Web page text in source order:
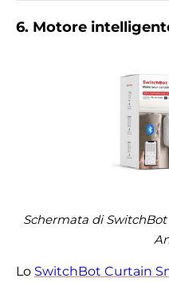
6. Motore
Schermata di
Lo SwitchBot Curtain